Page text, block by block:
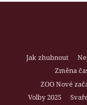
Jak zhubnout
Změna
ZOO Nové
Volby 2025